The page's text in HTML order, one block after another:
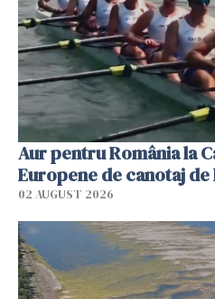
Aur pentru România la
Europene de canotaj de
02 AUGUST 2026